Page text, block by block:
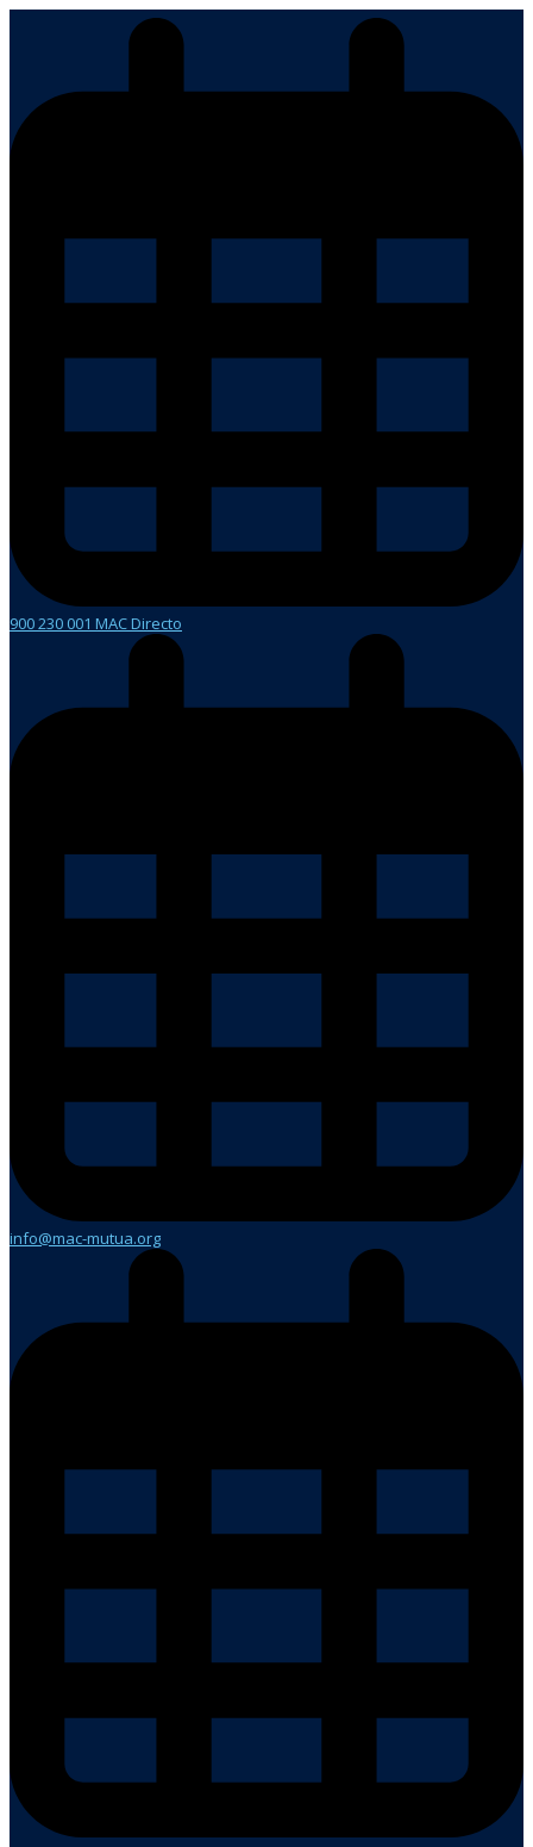
900 230 001 MAC Directo
info@mac-mutua.org